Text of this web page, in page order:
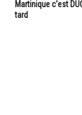
Martinique c'est
tard